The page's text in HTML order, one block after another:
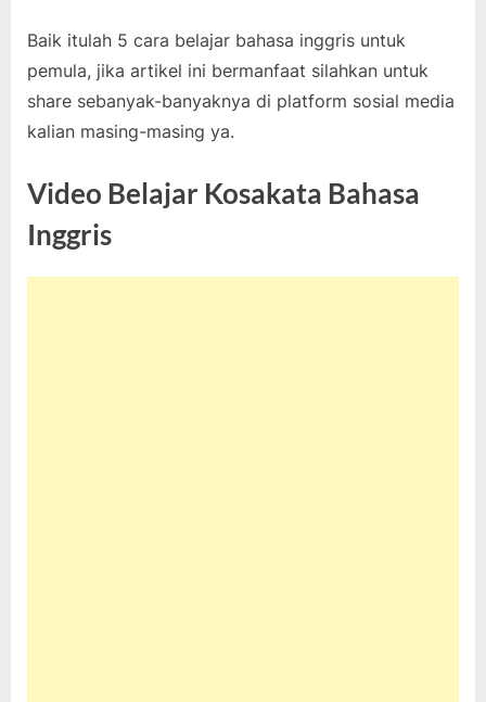
Baik itulah 5 cara belajar bahasa inggris untuk
pemula, jika artikel ini bermanfaat silahkan untuk
share sebanyak-banyaknya di platform sosial media
kalian masing-masing ya.
Video Belajar Kosakata Bahasa
Inggris